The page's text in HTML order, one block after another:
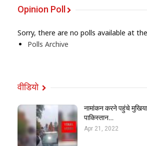
Opinion Poll
Sorry, there are no polls available at
Polls Archive
वीडियो
नामांकन करने पहुंचे
पाकिस्तान…
Apr 21, 2022